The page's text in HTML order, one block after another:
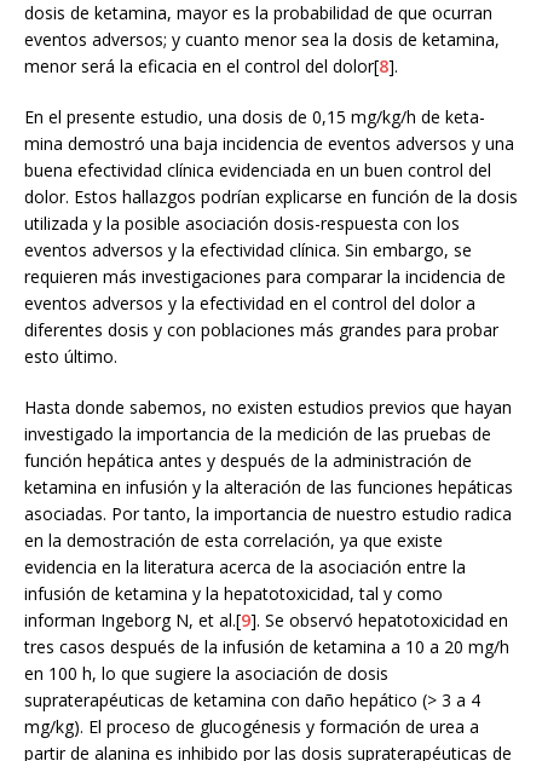
dosis de ketamina, mayor es la probabilidad de que ocurran
eventos adversos; y cuanto menor sea la dosis de ketamina,
menor será la eficacia en el control del dolor[8].
En el presente estudio, una dosis de 0,15 mg/kg/h de keta-
mina demostró una baja incidencia de eventos adversos y una
buena efectividad clínica evidenciada en un buen control del
dolor. Estos hallazgos podrían explicarse en función de la dosis
utilizada y la posible asociación dosis-respuesta con los
eventos adversos y la efectividad clínica. Sin embargo, se
requieren más investigaciones para comparar la incidencia de
eventos adversos y la efectividad en el control del dolor a
diferentes dosis y con poblaciones más grandes para probar
esto último.
Hasta donde sabemos, no existen estudios previos que hayan
investigado la importancia de la medición de las pruebas de
función hepática antes y después de la administración de
ketamina en infusión y la alteración de las funciones hepáticas
asociadas. Por tanto, la importancia de nuestro estudio radica
en la demostración de esta correlación, ya que existe
evidencia en la literatura acerca de la asociación entre la
infusión de ketamina y la hepatotoxicidad, tal y como
informan Ingeborg N, et al.[9]. Se observó hepatotoxicidad en
tres casos después de la infusión de ketamina a 10 a 20 mg/h
en 100 h, lo que sugiere la asociación de dosis
supraterapéuticas de ketamina con daño hepático (> 3 a 4
mg/kg). El proceso de glucogénesis y formación de urea a
partir de alanina es inhibido por las dosis supraterapéuticas de